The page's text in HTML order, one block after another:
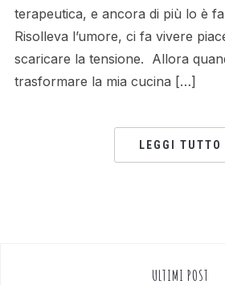
terapeutica, e ancora di più lo è
Risolleva l’umore, ci fa vivere
scaricare la tensione. Allora
trasformare la mia cucina […]
LEGGI TUTTO
ULTIMI POST